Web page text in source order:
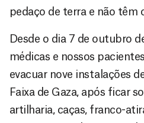
pedaço de terra e não têm
Desde o dia 7 de outubro
médicas e nossos
evacuar nove instalações
Faixa de Gaza, após ficar
artilharia, caças, franco-